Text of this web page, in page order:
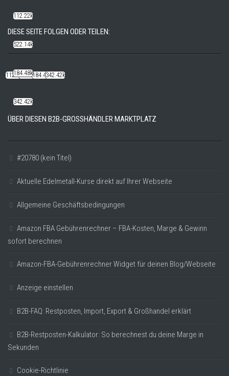
DIESE SEITE FOLGEN ODER TEILEN:
112.22k522.14k184.48k342.42k
ÜBER DIESEN B2B-GROSSHÄNDLER MARKTPLATZ
#20780 (kein Titel)
Aktuelle Edelmetall-Kurse direkt auf Ihrer Webseite
Allgemeine Geschäftsbedingungen
Amazon FBA Gebührenrechner – FBA-Kosten, Marge & Gewinn
sofort berechnen
Amazon-FBA-Gebührenrechner Widget für deinen Blog/Webseite
Anzeige einstellen
B2B-FAQ: Restposten, Import, Export & Großhandel erklärt
B2B-Restposten-Kalkulator: So berechnest du deine Marge in
Sekunden
Cookie-Richtlinie
112.22k
522.14k
184.48k
342.42k